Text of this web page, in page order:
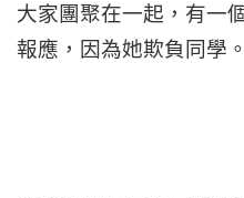
大家團聚在一起，有一
報應，因為她欺負同學。